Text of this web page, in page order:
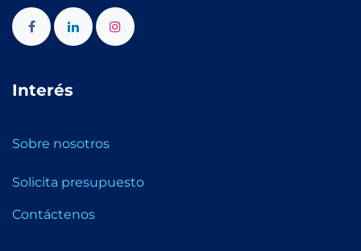
Interés
Sobre nosotros
Solicita presupuesto
Contáctenos